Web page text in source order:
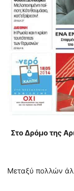
Στο Δρόμο της
Μεταξύ πολλών